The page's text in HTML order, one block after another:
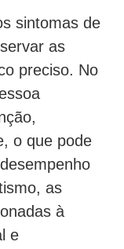
sintomas de
as
preciso. No
o que pode
as
à
e